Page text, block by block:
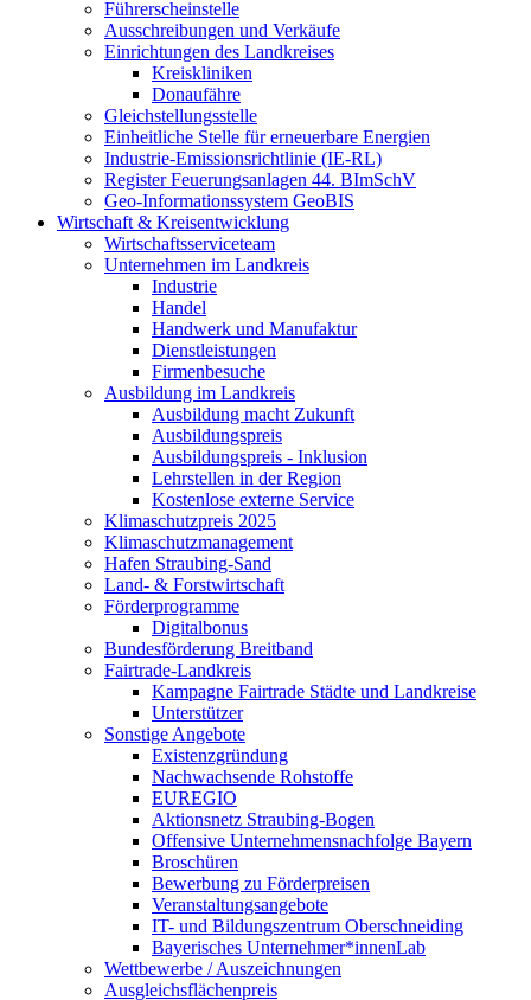
Führerscheinstelle
Ausschreibungen und Verkäufe
Einrichtungen des Landkreises
Kreiskliniken
Donaufähre
Gleichstellungsstelle
Einheitliche Stelle für erneuerbare Energien
Industrie-Emissionsrichtlinie (IE-RL)
Register Feuerungsanlagen 44. BImSchV
Geo-Informationssystem GeoBIS
Wirtschaft & Kreisentwicklung
Wirtschaftsserviceteam
Unternehmen im Landkreis
Industrie
Handel
Handwerk und Manufaktur
Dienstleistungen
Firmenbesuche
Ausbildung im Landkreis
Ausbildung macht Zukunft
Ausbildungspreis
Ausbildungspreis - Inklusion
Lehrstellen in der Region
Kostenlose externe Service
Klimaschutzpreis 2025
Klimaschutzmanagement
Hafen Straubing-Sand
Land- & Forstwirtschaft
Förderprogramme
Digitalbonus
Bundesförderung Breitband
Fairtrade-Landkreis
Kampagne Fairtrade Städte und Landkreise
Unterstützer
Sonstige Angebote
Existenzgründung
Nachwachsende Rohstoffe
EUREGIO
Aktionsnetz Straubing-Bogen
Offensive Unternehmensnachfolge Bayern
Broschüren
Bewerbung zu Förderpreisen
Veranstaltungsangebote
IT- und Bildungszentrum Oberschneiding
Bayerisches Unternehmer*innenLab
Wettbewerbe / Auszeichnungen
Ausgleichsflächenpreis